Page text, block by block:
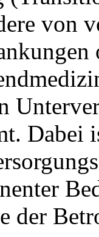
von
Dabei
der